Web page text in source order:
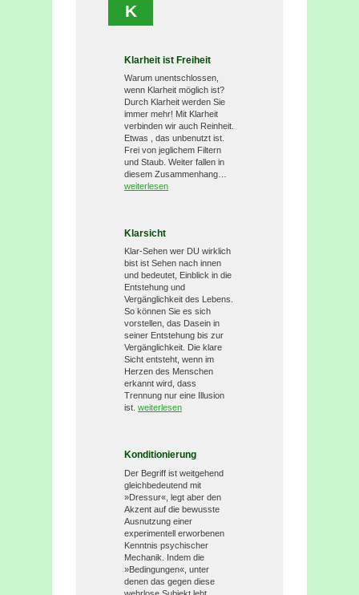
K
Klarheit ist Freiheit
Warum unentschlossen,
wenn Klarheit möglich ist?
Durch Klarheit werden Sie
immer mehr! Mit Klarheit
verbinden wir auch Reinheit.
Etwas , das unbenutzt ist.
Frei von jeglichem Filtern
und Staub. Weiter fallen in
diesem Zusammenhang…
weiterlesen
Klarsicht
Klar-Sehen wer DU wirklich
bist ist Sehen nach innen
und bedeutet, Einblick in die
Entstehung und
Vergänglichkeit des Lebens.
So können Sie es sich
vorstellen, das Dasein in
seiner Entstehung bis zur
Vergänglichkeit. Die klare
Sicht entsteht, wenn im
Herzen des Menschen
erkannt wird, dass
Trennung nur eine Illusion
ist. weiterlesen
Konditionierung
Der Begriff ist weitgehend
gleichbedeutend mit
»Dressur«, legt aber den
Akzent auf die bewusste
Ausnutzung einer
experimentell erworbenen
Kenntnis psychischer
Mechanik. Indem die
»Bedingungen«, unter
denen das gegen diese